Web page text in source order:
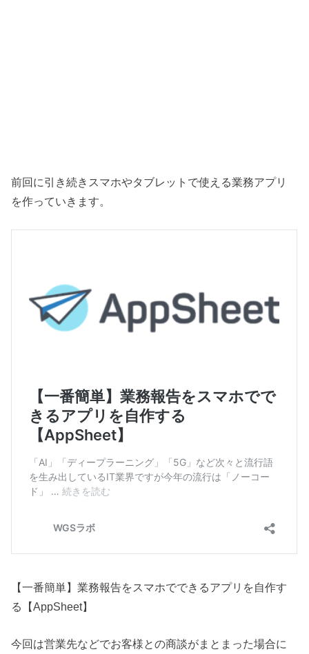
前回に引き続きスマホやタブレットで使える業務アプリ
を作っていきます。
【一番簡単】業務報告をスマホでできるアプリを自作す
る【AppSheet】
今回は営業先などでお客様との商談がまとまった場合に